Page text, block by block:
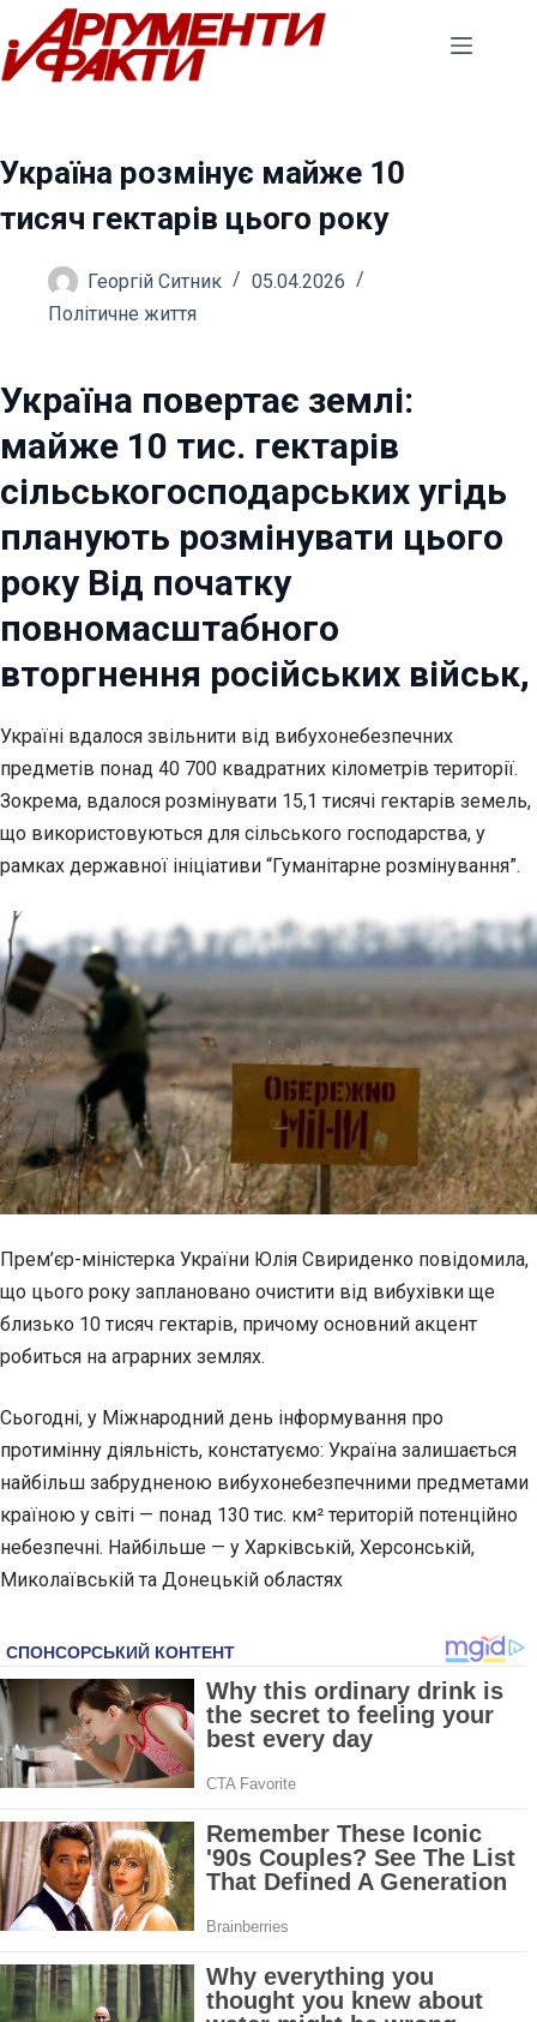
Перейти
до
вмісту
Україна розмінує майже 10
тисяч гектарів цього року
Георгій Ситник
05.04.2026
Політичне життя
Україна повертає землі:
майже 10 тис. гектарів
сільськогосподарських угідь
планують розмінувати цього
року Від початку
повномасштабного
вторгнення російських військ,
Україні вдалося звільнити від вибухонебезпечних
предметів понад 40 700 квадратних кілометрів території.
Зокрема, вдалося розмінувати 15,1 тисячі гектарів земель,
що використовуються для сільського господарства, у
рамках державної ініціативи “Гуманітарне розмінування”.
Прем’єр-міністерка України Юлія Свириденко повідомила,
що цього року заплановано очистити від вибухівки ще
близько 10 тисяч гектарів, причому основний акцент
робиться на аграрних землях.
Сьогодні, у Міжнародний день інформування про
протимінну діяльність, констатуємо: Україна залишається
найбільш забрудненою вибухонебезпечними предметами
країною у світі — понад 130 тис. км² територій потенційно
небезпечні. Найбільше — у Харківській, Херсонській,
Миколаївській та Донецькій областях